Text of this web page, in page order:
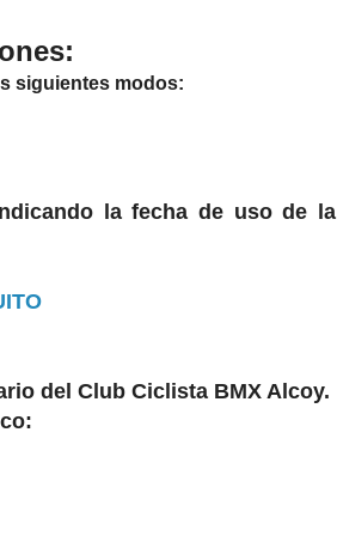
siguientes modos:
la fecha de uso de la
del Club Ciclista BMX Alcoy.